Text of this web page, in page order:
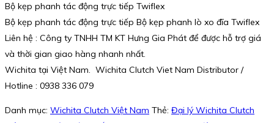
Bộ kẹp phanh tác động trực tiếp Twiflex
Bộ kẹp phanh tác động trực tiếp Bộ kẹp phanh lò xo đĩa Twiflex
Liên hệ : Công ty TNHH TM KT Hưng Gia Phát để được hỗ trợ giá
và thời gian giao hàng nhanh nhất.
Wichita tại Việt Nam. Wichita Clutch Viet Nam Distributor /
Hotline : 0938 336 079
Danh mục: Wichita Clutch Việt Nam Thẻ: Đại lý Wichita Clutch